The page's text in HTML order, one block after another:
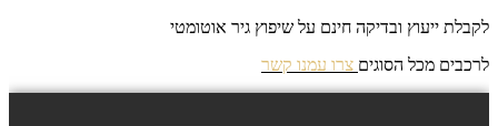
לקבלת ייעוץ ובדיקה חינם על שיפוץ גיר אוטומטי
לרכבים מכל הסוגים צרו עמנו קשר